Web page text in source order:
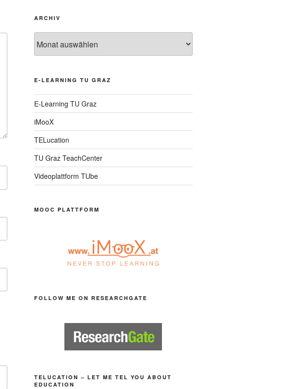
ARCHIV
E-LEARNING TU GRAZ
E-Learning TU Graz
iMooX
TELucation
TU Graz TeachCenter
Videoplattform TUbe
MOOC PLATTFORM
FOLLOW ME ON RESEARCHGATE
TELUCATION – LET ME TEL YOU ABOUT
EDUCATION